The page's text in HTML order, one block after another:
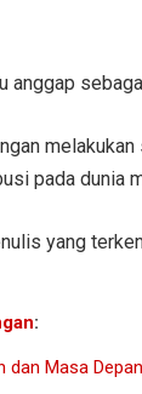
anggap
pada dunia
yang
:
dan Masa